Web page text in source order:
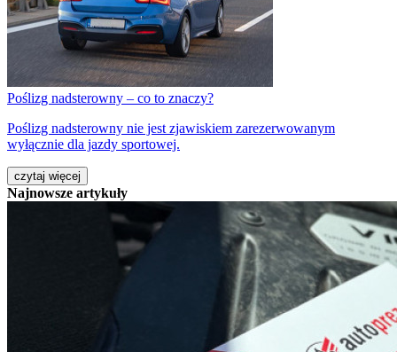
Poślizg nadsterowny – co to znaczy?
Poślizg nadsterowny nie jest zjawiskiem zarezerwowanym
wyłącznie dla jazdy sportowej.
czytaj więcej
Najnowsze artykuły